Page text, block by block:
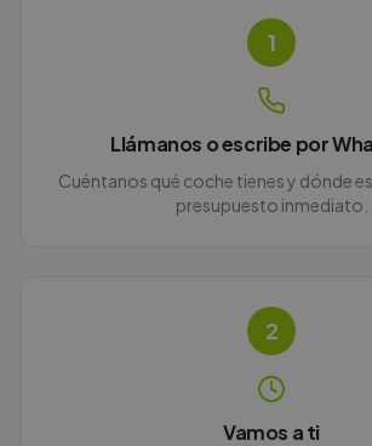
1
Llámanos o escribe por
Cuéntanos qué coche tienes y dónde
presupuesto inmediato.
2
Vamos a ti